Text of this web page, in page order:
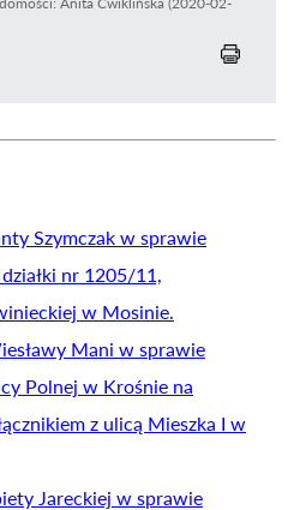
Szymczak w sprawie
nr 1205/11,
w Mosinie.
Mani w sprawie
Polnej w Krośnie na
z ulicą Mieszka I w
Jareckiej w sprawie